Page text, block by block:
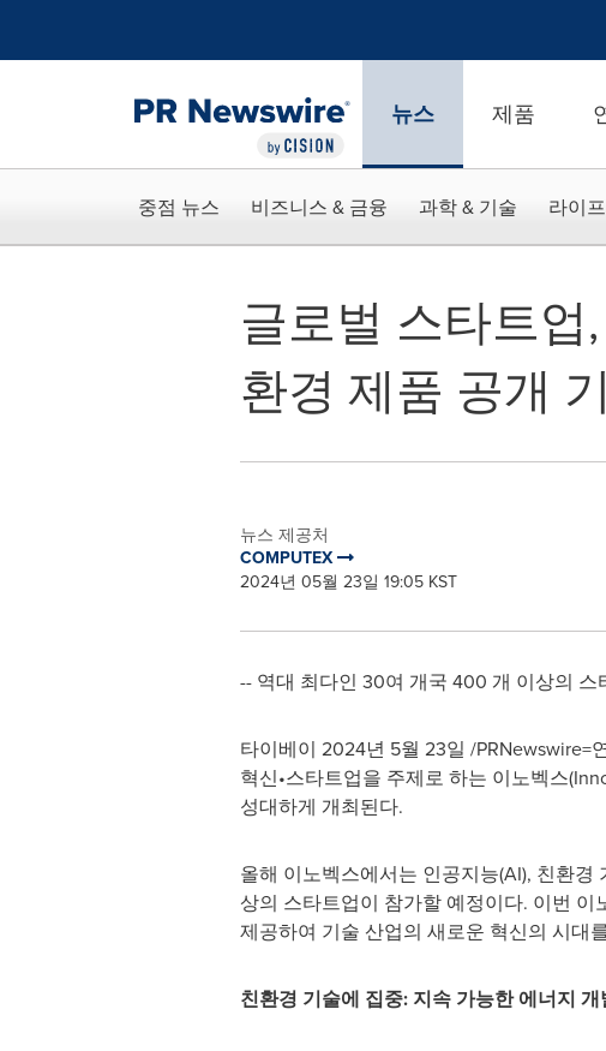
뉴스 제품
중점 뉴스 비즈니스 & 금융 과학 & 기술 라이
글로벌 스타트
환경 제품 공개
뉴스 제공처
COMPUTEX
2024년 05월 23일 19:05 KST
-- 역대 최다인 30여 개국 400 개 이상의 스
타이베이 2024년 5월 23일 /PRNewswire=
혁신•스타트업을 주제로 하는 이노벡스
성대하게 개최된다.
올해 이노벡스에서는 인공지능(AI), 친환
상의 스타트업이 참가할 예정이다. 이번
제공하여 기술 산업의 새로운 혁신의 시대
친환경 기술에 집중: 지속 가능한 에너지